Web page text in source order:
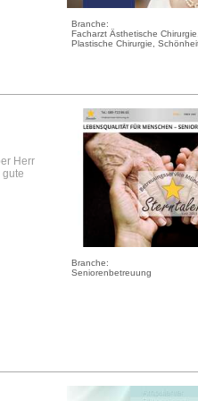
Branche:
Facharzt Ästhetische
Plastische Chirurgie,
Herr
gute
Branche:
Seniorenbetreuung